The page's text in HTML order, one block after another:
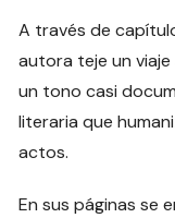
A través de
autora teje un
un tono casi
literaria que
actos.
En sus páginas se